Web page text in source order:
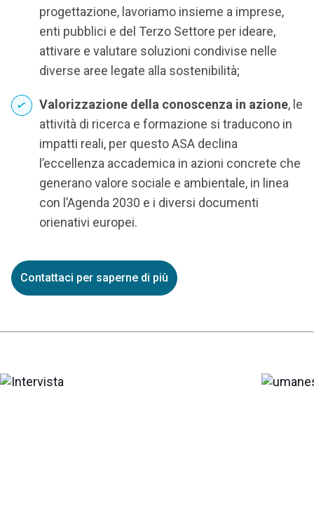
progettazione, lavoriamo insieme a imprese,
enti pubblici e del Terzo Settore per ideare,
attivare e valutare soluzioni condivise nelle
diverse aree legate alla sostenibilità;
Valorizzazione della conoscenza in azione, le
attività di ricerca e formazione si traducono in
impatti reali, per questo ASA declina
l’eccellenza accademica in azioni concrete che
generano valore sociale e ambientale, in linea
con l’Agenda 2030 e i diversi documenti
orienativi europei.
Contattaci per saperne di più